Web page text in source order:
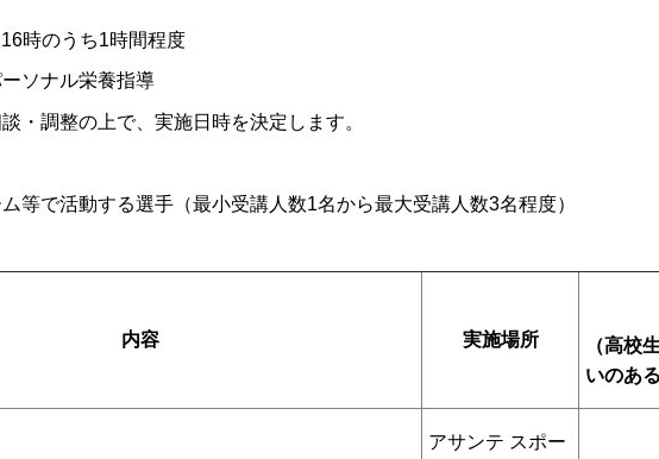
時のうち1時間程度
ソナル栄養指導
・調整の上で、実施日時を決定します。
等で活動する選手（最小受講人数1名から最大受講人数3名程度）
内容 実施場所
（高校
いのあ
アサンテ スポー